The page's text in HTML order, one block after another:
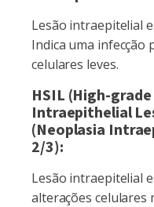
Lesão intraepitelial
Indica uma infecção
celulares leves.
HSIL (High-
Intraepithelial
(Neoplasia
2/3):
Lesão intraepitelial
alterações celulares